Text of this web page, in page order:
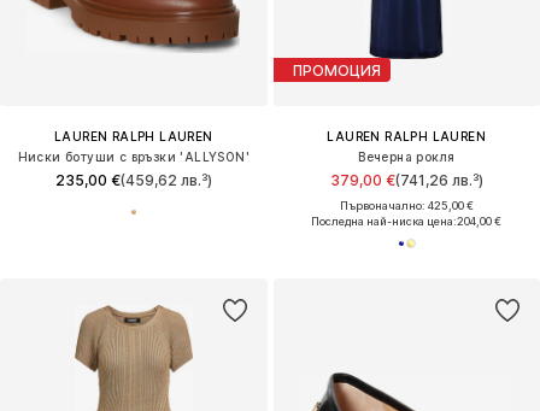
LAUREN RALPH LAUREN
Ниски ботуши с връзки 'ALLYSON'
235,00 €(459,62 лв.³)
ПРОМОЦИЯ
LAUREN RALPH LAUREN
Вечерна рокля
379,00 €(741,26 лв.³)
Първоначално: 425,00 €
Последна най-ниска цена:204,00 €